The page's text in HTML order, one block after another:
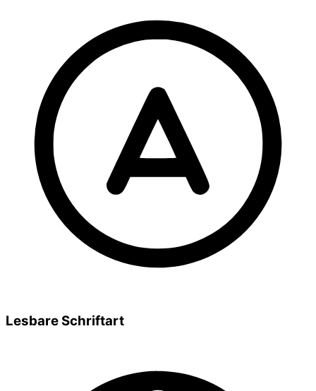
Lesbare Schriftart